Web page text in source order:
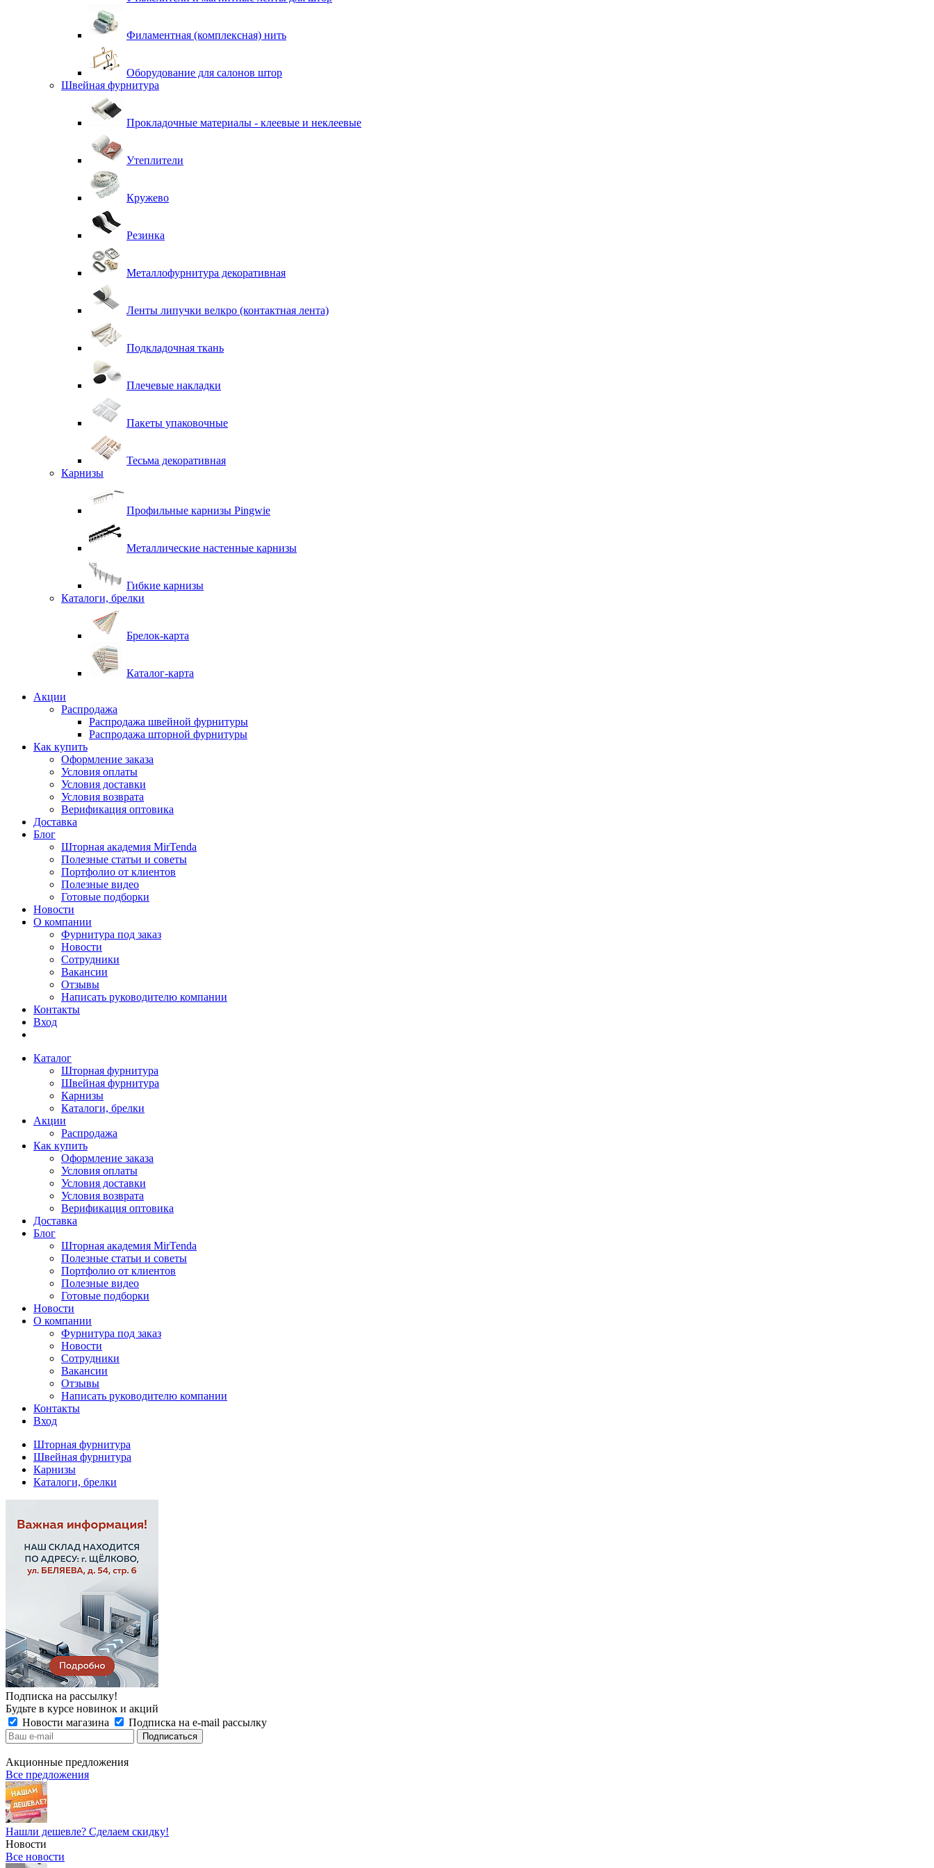
Филаментная (комплексная) нить
Оборудование для салонов штор
Швейная фурнитура
Прокладочные материалы - клеевые и неклеевые
Утеплители
Кружево
Резинка
Металлофурнитура декоративная
Ленты липучки велкро (контактная лента)
Подкладочная ткань
Плечевые накладки
Пакеты упаковочные
Тесьма декоративная
Карнизы
Профильные карнизы Pingwie
Металлические настенные карнизы
Гибкие карнизы
Каталоги, брелки
Брелок-карта
Каталог-карта
Акции
Распродажа
Распродажа швейной фурнитуры
Распродажа шторной фурнитуры
Как купить
Оформление заказа
Условия оплаты
Условия доставки
Условия возврата
Верификация оптовика
Доставка
Блог
Шторная академия MirTenda
Полезные статьи и советы
Портфолио от клиентов
Полезные видео
Готовые подборки
Новости
О компании
Фурнитура под заказ
Новости
Сотрудники
Вакансии
Отзывы
Написать руководителю компании
Контакты
Вход
Каталог
Шторная фурнитура
Швейная фурнитура
Карнизы
Каталоги, брелки
Акции
Распродажа
Как купить
Оформление заказа
Условия оплаты
Условия доставки
Условия возврата
Верификация оптовика
Доставка
Блог
Шторная академия MirTenda
Полезные статьи и советы
Портфолио от клиентов
Полезные видео
Готовые подборки
Новости
О компании
Фурнитура под заказ
Новости
Сотрудники
Вакансии
Отзывы
Написать руководителю компании
Контакты
Вход
Шторная фурнитура
Швейная фурнитура
Карнизы
Каталоги, брелки
Подписка на рассылку!
Будьте в курсе новинок и акций
Новости магазина
Подписка на e-mail рассылку
Акционные предложения
Все предложения
Нашли дешевле? Сделаем скидку!
Новости
Все новости